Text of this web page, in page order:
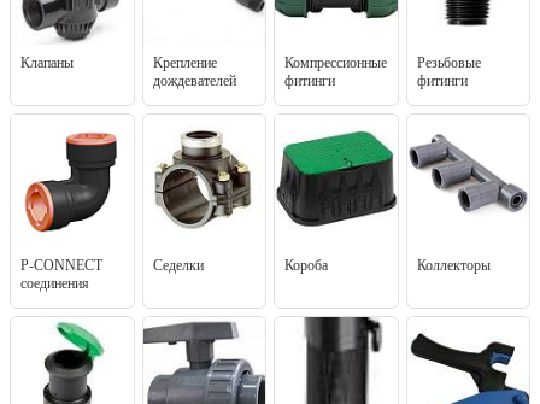
Клапаны
Крепление
дождевателей
Компрессионные
фитинги
Резьбовые
фитинги
P-CONNECT
соединения
Седелки Короба Коллекторы